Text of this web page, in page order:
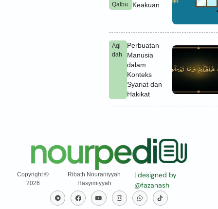
Qalbu
Keakuan
Aqi
dah
Perbuatan
Manusia
dalam
Konteks
Syariat dan
Hakikat
Copyright ©
2026
Ribath Nouraniyyah
Hasyimiyyah
| designed by
@fazanash